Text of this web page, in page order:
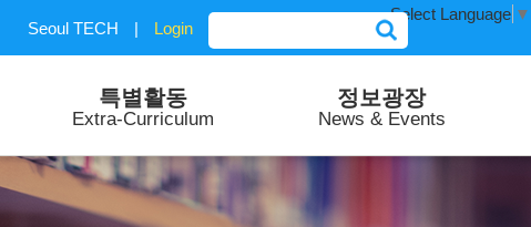
Select Language ▼
Seoul TECH | Login
특별활동
Extra-Curriculum
정보광장
News & Events